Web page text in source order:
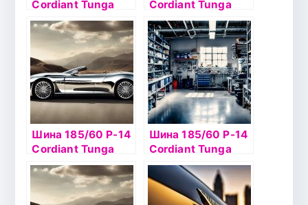
Cordiant Tunga
Nordway 88Q шип
Cordiant Tunga
Nordway 88Q шип
Шина 185/60 Р-14
Cordiant Tunga
Nordway 82Q шип
(К)
Шина 185/60 Р-14
Cordiant Tunga
Nordway 82Q б/к